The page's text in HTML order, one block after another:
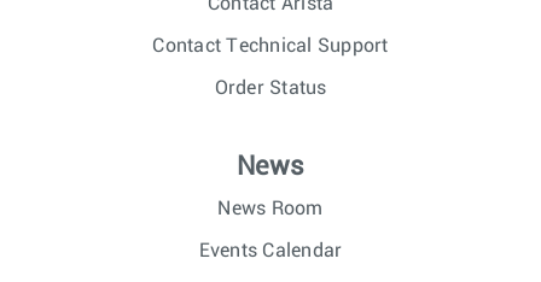
Contact Technical Support
Order Status
News
News Room
Events Calendar